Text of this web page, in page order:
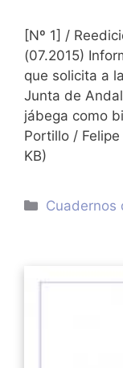
[Nº 1] /
(07.2015)
que solicita a
Junta de
jábega como
Portillo /
KB)
Categorías
Cuadernos